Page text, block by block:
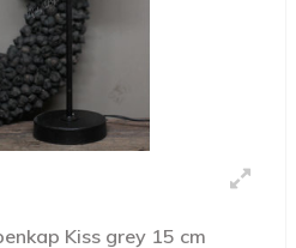
Kiss grey 15 cm